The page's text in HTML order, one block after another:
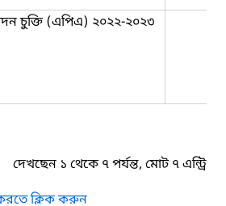
চুক্তি (এপিএ) ২০২২-২০২৩
দেখছেন ১ থেকে ৭ পর্যন্ত, মোট ৭ এন্ট্রি
ক্লিক করুন